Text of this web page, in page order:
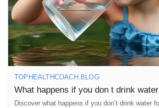
Articles populaires
Financement
#HumanBodyFacts #HydrationHealth
#MindBodyHealth #LifestyleWellness
#SelfCareDaily #HealthyLivingTips
#HealthAwareness #ReadAndLearn
#BodyCare #NaturalHealth #TopHealthCoach
TOPHEALTHCOACH.BLOG
What happens if you don t drink
Discover what happens if you don’t drink water